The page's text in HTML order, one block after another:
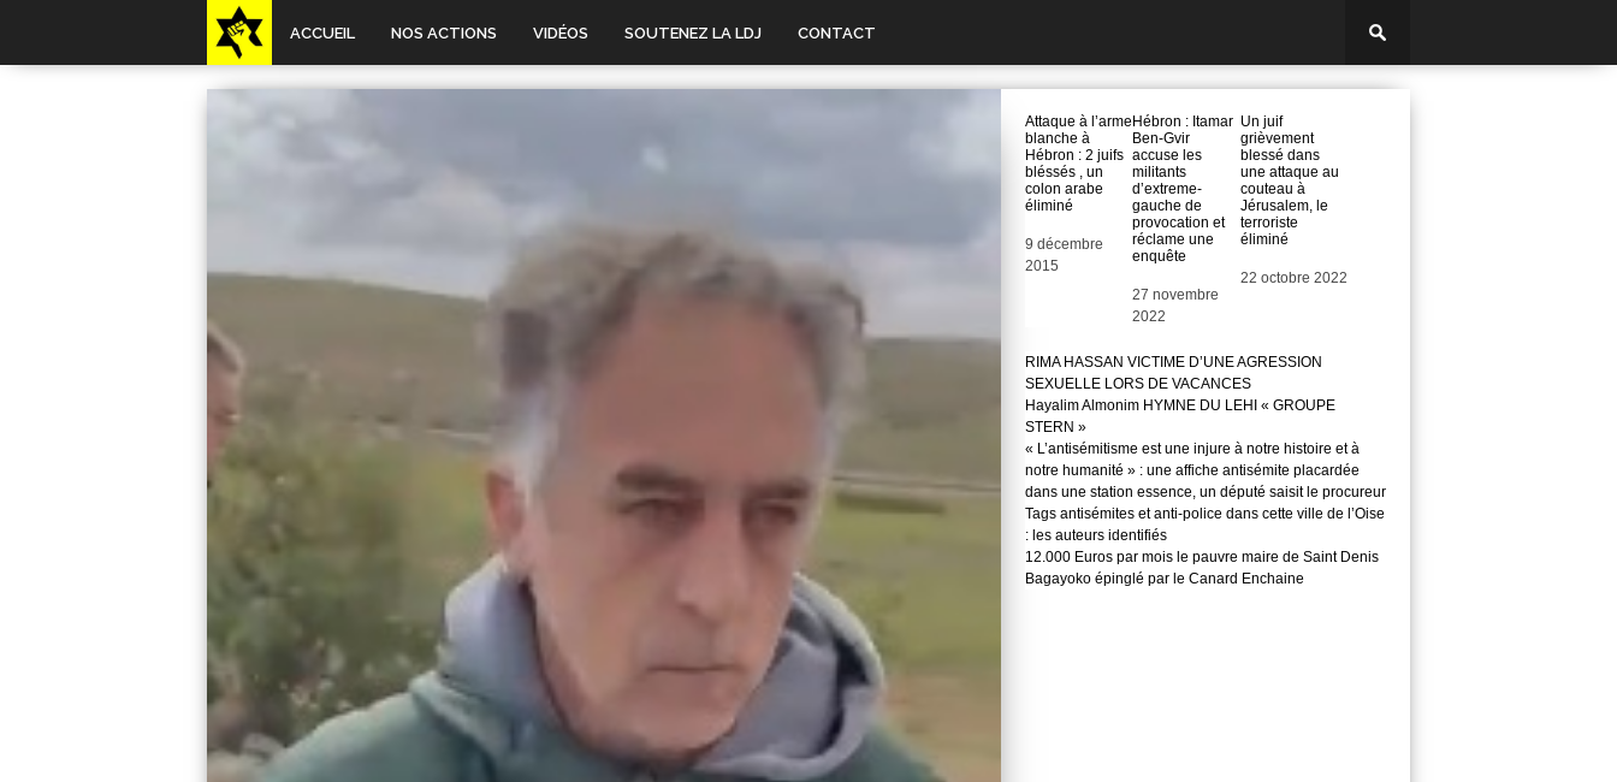
ACCUEIL NOS ACTIONS VIDÉOS SOUTENEZ LA LDJ CONTACT
Attaque à l’arme
blanche à
Hébron : 2 juifs
bléssés , un
colon arabe
éliminé
Date
9 décembre
2015
Hébron : Itamar
Ben-Gvir
accuse les
militants
d’extreme-
gauche de
provocation et
réclame une
enquête
Date
27 novembre
2022
Un juif
grièvement
blessé dans
une attaque au
couteau à
Jérusalem, le
terroriste
éliminé
Date
22 octobre 2022
RIMA HASSAN VICTIME D’UNE AGRESSION
SEXUELLE LORS DE VACANCES
Hayalim Almonim HYMNE DU LEHI « GROUPE
STERN »
« L’antisémitisme est une injure à notre histoire et à
notre humanité » : une affiche antisémite placardée
dans une station essence, un député saisit le procureur
Tags antisémites et anti-police dans cette ville de l’Oise
: les auteurs identifiés
12.000 Euros par mois le pauvre maire de Saint Denis
Bagayoko épinglé par le Canard Enchaine